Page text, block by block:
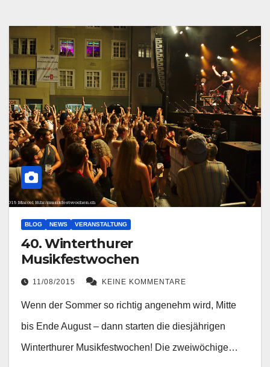
BLOG NEWS VERANSTALTUNG
40. Winterthurer
Musikfestwochen
11/08/2015 KEINE KOMMENTARE
Wenn der Sommer so richtig angenehm wird, Mitte
bis Ende August – dann starten die diesjährigen
Winterthurer Musikfestwochen! Die zweiwöchige…